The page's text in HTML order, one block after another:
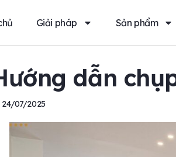
Giải pháp Sản phẩm
dẫn
24/07/2025